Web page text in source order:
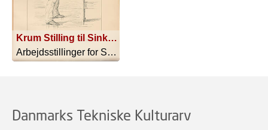
Krum Stilling til Sinkning Stemmejærn XIII B
Arbejdsstillinger for Sløjdskoler - 1896
Danmarks Tekniske Kulturarv